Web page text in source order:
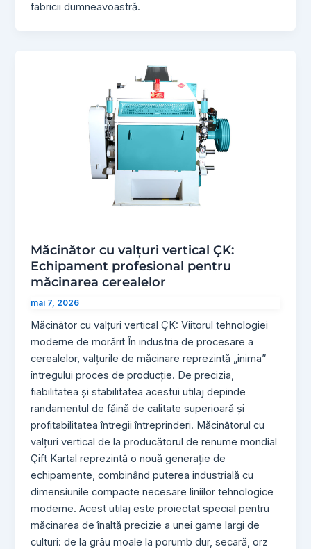
fabricii dumneavoastră.
Măcinător cu valțuri vertical ÇK:
Echipament profesional pentru
măcinarea cerealelor
mai 7, 2026
Măcinător cu valțuri vertical ÇK: Viitorul tehnologiei
moderne de morărit În industria de procesare a
cerealelor, valțurile de măcinare reprezintă „inima”
întregului proces de producție. De precizia,
fiabilitatea și stabilitatea acestui utilaj depinde
randamentul de făină de calitate superioară și
profitabilitatea întregii întreprinderi. Măcinătorul cu
valțuri vertical de la producătorul de renume mondial
Çift Kartal reprezintă o nouă generație de
echipamente, combinând puterea industrială cu
dimensiunile compacte necesare liniilor tehnologice
moderne. Acest utilaj este proiectat special pentru
măcinarea de înaltă precizie a unei game largi de
culturi: de la grâu moale la porumb dur, secară, orz